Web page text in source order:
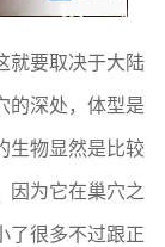
就要取决于大陆
的深处，体型是
生物显然是比较
因为它在巢穴之
了很多不过跟正